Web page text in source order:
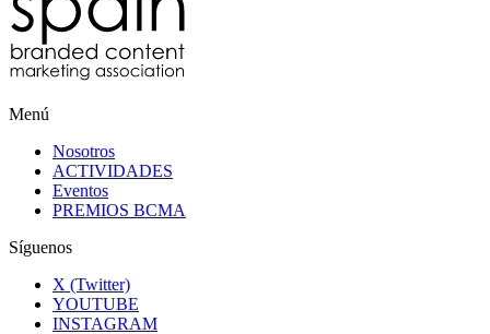
Menú
Nosotros
ACTIVIDADES
Eventos
PREMIOS BCMA
Síguenos
X (Twitter)
YOUTUBE
INSTAGRAM